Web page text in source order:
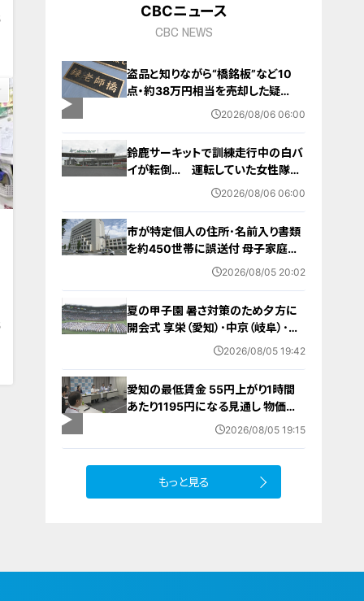
CBCニュース
CBC NEWS
盗品と知りながら“橋銘板”など10
点・約38万円相当を売却した疑
い… 無職の男（63）を逮捕 「知り
2026/08/06 06:00
鈴鹿サーキットで訓練走行中の白バ
イが転倒… 運転していた女性隊員
（20代）が頭を打つなどして重傷
2026/08/06 06:00
市が特定個人の住所･名前入り書類
を約450世帯に誤送付 母子家庭が
医療助成費受ける更新手続きの“見
2026/08/05 20:02
夏の甲子園 暑さ対策のため夕方に
開会式 享栄（愛知）･中京（岐阜）･三
重（三重）の球児たちも晴れやかな表
2026/08/05 19:42
愛知の最低賃金 55円上がり1時間
あたり1195円になる見通し 物価高
で｢もっと上げてほしい｣の声…一方
2026/08/05 19:15
もっと見る